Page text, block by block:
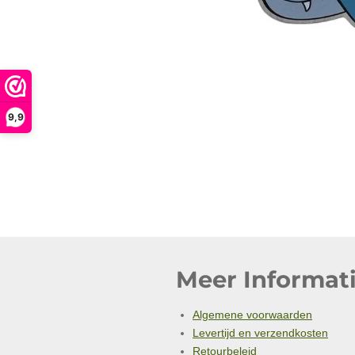
9,9
Meer
Algemene voorwaarden
Levertijd en verzendkosten
Retourbeleid